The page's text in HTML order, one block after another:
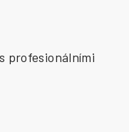
profesionálními